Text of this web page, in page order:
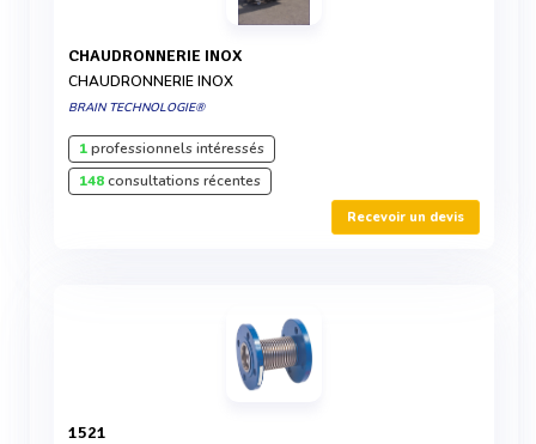
CHAUDRONNERIE INOX
CHAUDRONNERIE INOX
BRAIN TECHNOLOGIE®
1professionnels intéressés
148consultations récentes
Recevoir un devis
1521